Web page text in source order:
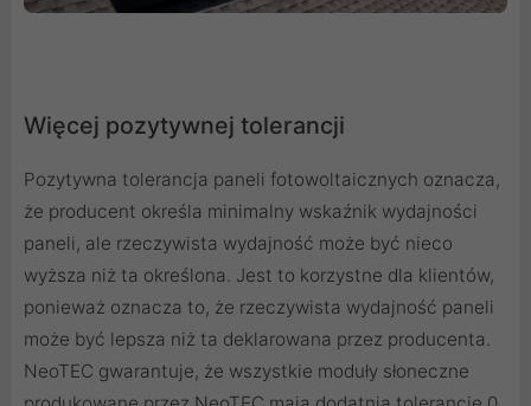
Więcej pozytywnej tolerancji
Pozytywna tolerancja paneli fotowoltaicznych oznacza,
że producent określa minimalny wskaźnik wydajności
paneli, ale rzeczywista wydajność może być nieco
wyższa niż ta określona. Jest to korzystne dla klientów,
ponieważ oznacza to, że rzeczywista wydajność paneli
może być lepsza niż ta deklarowana przez producenta.
NeoTEC gwarantuje, że wszystkie moduły słoneczne